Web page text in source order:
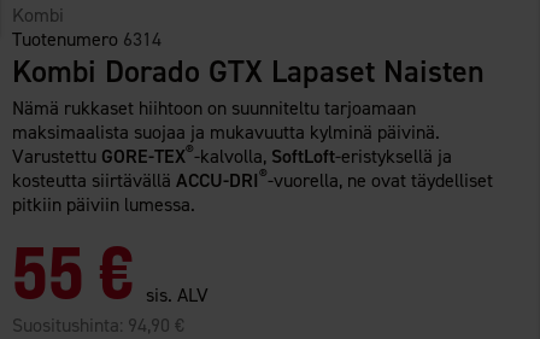
Kombi
Tuotenumero 6314
Kombi Dorado GTX Lapaset Naisten
Nämä rukkaset hiihtoon on suunniteltu tarjoamaan
maksimaalista suojaa ja mukavuutta kylminä päivinä.
Varustettu GORE-TEX®-kalvolla, SoftLoft-eristyksellä ja
kosteutta siirtävällä ACCU-DRI®-vuorella, ne ovat täydelliset
pitkiin päiviin lumessa.
55 € sis. ALV
Suositushinta: 94,90 €